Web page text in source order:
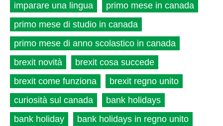
imparare una lingua
primo mese in canada
primo mese di studio in canada
primo mese di anno scolastico in canada
brexit novità
brexit cosa succede
brexit come funziona
brexit regno unito
curiosità sul canada
bank holidays
bank holiday
bank holidays in regno unito